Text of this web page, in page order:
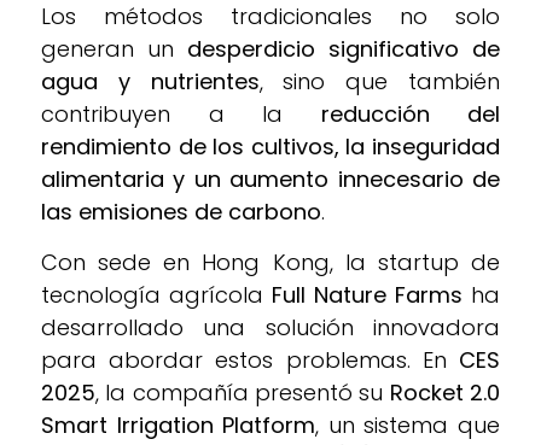
Los métodos tradicionales no solo
generan un desperdicio significativo de
agua y nutrientes, sino que también
contribuyen a la reducción del
rendimiento de los cultivos, la inseguridad
alimentaria y un aumento innecesario de
las emisiones de carbono.
Con sede en Hong Kong, la startup de
tecnología agrícola Full Nature Farms ha
desarrollado una solución innovadora
para abordar estos problemas. En CES
2025, la compañía presentó su Rocket 2.0
Smart Irrigation Platform, un sistema que